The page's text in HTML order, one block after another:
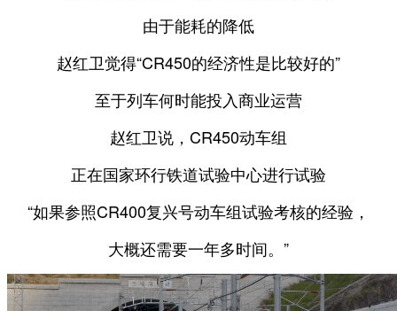
由于能耗的降低
赵红卫觉得“CR450的经济性是比较好的”
至于列车何时能投入商业运营
赵红卫说，CR450动车组
正在国家环行铁道试验中心进行试验
“如果参照CR400复兴号动车组试验考核的经验，
大概还需要一年多时间。”